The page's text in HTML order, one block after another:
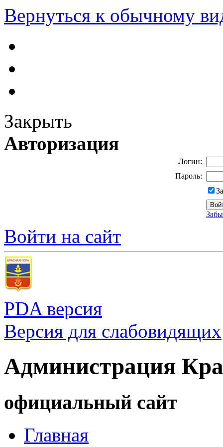
Вернуться к обычному
Закрыть
Авторизация
Логин:
Пароль:
Войти на сайт
PDA версия
Версия для слабовидящих
Администрация
официальный сайт
Главная